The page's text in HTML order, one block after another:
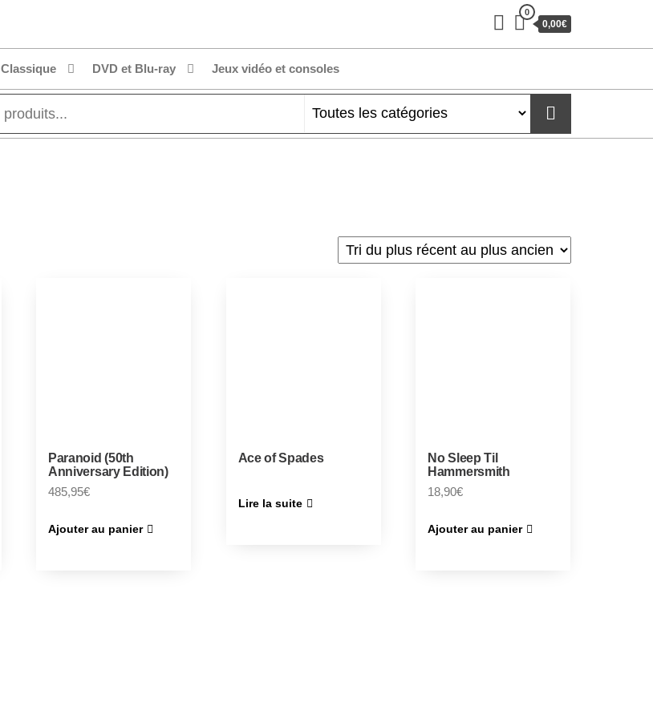
0
0,00€
Classique DVD et Blu-ray Jeux vidéo et consoles
Paranoid (50th
Anniversary Edition)
485,95€
Ajouter au panier
Ace of Spades
Lire la suite
No Sleep Til
Hammersmith
18,90€
Ajouter au panier